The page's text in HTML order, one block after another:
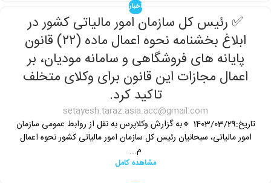
اخبار
✅ رئیس کل سازمان امور مالیاتی کشور در
ابلاغ بخشنامه نحوه اعمال ماده (۲۲) قانون
پایانه های فروشگاهی و سامانه مودیان، بر
اعمال مجازات این قانون برای وکلای متخلف
تاکید کرد.
setayesh.taraz.asia.acc@gmail.com
تاریخ:1403/03/29 🔹به گزارش وکلاپرس به نقل از روابط عمومی سازمان
امور مالیاتی، سبحانیان رئیس کل سازمان امور مالیاتی کشور نحوه اعمال
م...
مشاهده کامل